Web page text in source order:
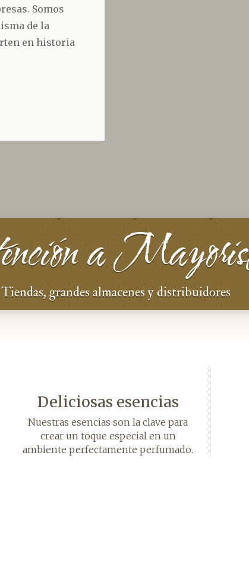
Somos
de la
en historia
a
Tiendas, grandes almacenes y distribuidores
Deliciosas esencias
Nuestras esencias son la clave para
crear un toque especial en un
ambiente perfectamente perfumado.